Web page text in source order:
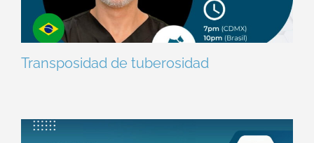
Transposidad de tuberosidad